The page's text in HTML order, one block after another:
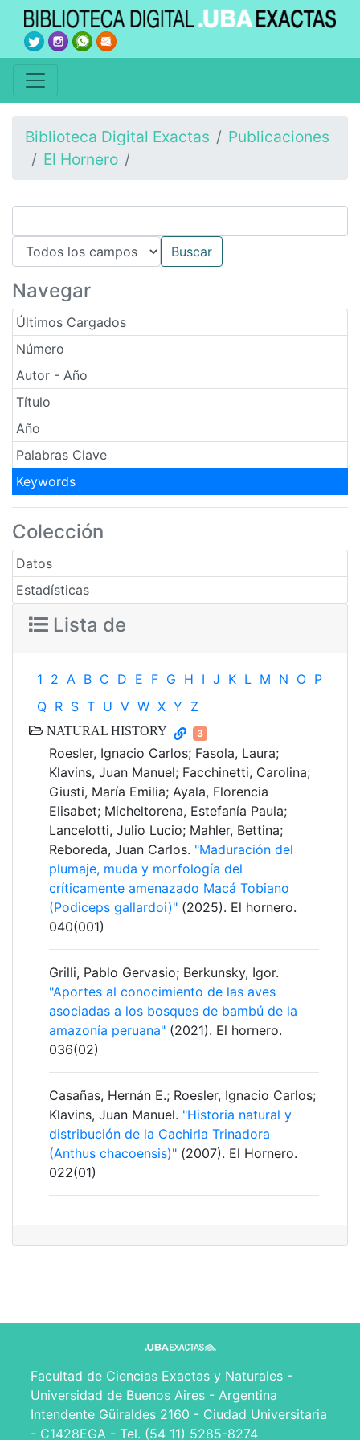
Biblioteca Digital Exactas
Publicaciones
El Hornero
Navegar
Últimos Cargados
Número
Autor - Año
Título
Año
Palabras Clave
Keywords
Colección
Datos
Estadísticas
Lista de
1 2 A B C D E F G H I J K L M N O P
Q R S T U V W X Y Z
NATURAL HISTORY 3
Roesler, Ignacio Carlos; Fasola, Laura;
Klavins, Juan Manuel; Facchinetti, Carolina;
Giusti, María Emilia; Ayala, Florencia
Elisabet; Micheltorena, Estefanía Paula;
Lancelotti, Julio Lucio; Mahler, Bettina;
Reboreda, Juan Carlos. "Maduración del
plumaje, muda y morfología del
críticamente amenazado Macá Tobiano
(Podiceps gallardoi)" (2025). El hornero.
040(001)
Grilli, Pablo Gervasio; Berkunsky, Igor.
"Aportes al conocimiento de las aves
asociadas a los bosques de bambú de la
amazonía peruana" (2021). El hornero.
036(02)
Casañas, Hernán E.; Roesler, Ignacio Carlos;
Klavins, Juan Manuel. "Historia natural y
distribución de la Cachirla Trinadora
(Anthus chacoensis)" (2007). El Hornero.
022(01)
Facultad de Ciencias Exactas y Naturales -
Universidad de Buenos Aires - Argentina
Intendente Güiraldes 2160 - Ciudad Universitaria
- C1428EGA - Tel. (54 11) 5285-8274